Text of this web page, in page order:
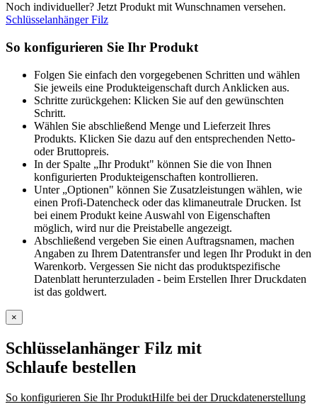
Noch individueller? Jetzt Produkt mit Wunschnamen versehen.
Schlüsselanhänger Filz
So konfigurieren Sie Ihr Produkt
Folgen Sie einfach den vorgegebenen Schritten und wählen
Sie jeweils eine Produkteigenschaft durch Anklicken aus.
Schritte zurückgehen: Klicken Sie auf den gewünschten
Schritt.
Wählen Sie abschließend Menge und Lieferzeit Ihres
Produkts. Klicken Sie dazu auf den entsprechenden Netto-
oder Bruttopreis.
In der Spalte „Ihr Produkt" können Sie die von Ihnen
konfigurierten Produkteigenschaften kontrollieren.
Unter „Optionen" können Sie Zusatzleistungen wählen, wie
einen Profi-Datencheck oder das klimaneutrale Drucken. Ist
bei einem Produkt keine Auswahl von Eigenschaften
möglich, wird nur die Preistabelle angezeigt.
Abschließend vergeben Sie einen Auftragsnamen, machen
Angaben zu Ihrem Datentransfer und legen Ihr Produkt in den
Warenkorb. Vergessen Sie nicht das produktspezifische
Datenblatt herunterzuladen - beim Erstellen Ihrer Druckdaten
ist das goldwert.
×
Schlüsselanhänger Filz mit
Schlaufe bestellen
So konfigurieren Sie Ihr ProduktHilfe bei der Druckdatenerstellung